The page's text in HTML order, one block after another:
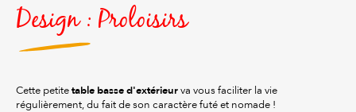
Design : Proloisirs
Cette petite table basse d'extérieur va vous faciliter la vie
régulièrement, du fait de son caractère futé et nomade !